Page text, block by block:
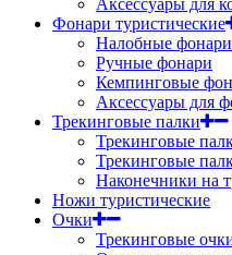
Аксессуары для
Фонари туристические
Налобные фонари
Ручные фонари
Кемпинговые
Аксессуары для
Трекинговые палки
Трекинговые
Трекинговые
Наконечники на
Ножи туристические
Очки
Трекинговые